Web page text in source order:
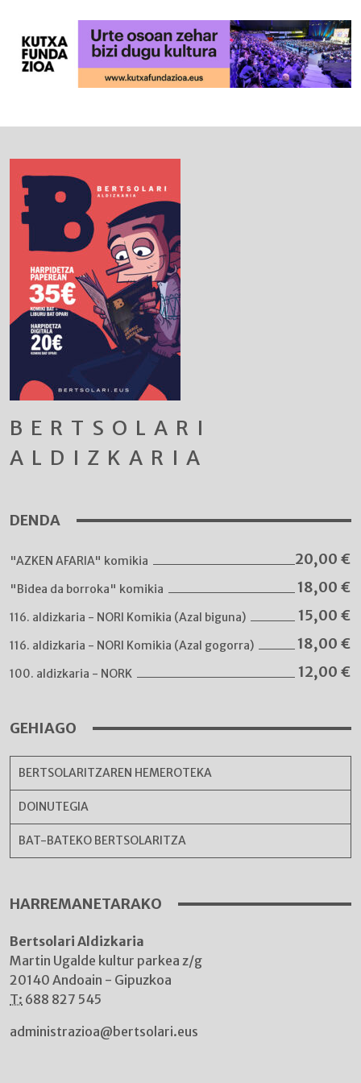
BERTSOLARI
ALDIZKARIA
DENDA
"AZKEN AFARIA" komikia 20,00 €
"Bidea da borroka" komikia 18,00 €
116. aldizkaria - NORI Komikia (Azal biguna) 15,00 €
116. aldizkaria - NORI Komikia (Azal gogorra) 18,00 €
100. aldizkaria - NORK 12,00 €
GEHIAGO
BERTSOLARITZAREN HEMEROTEKA
DOINUTEGIA
BAT-BATEKO BERTSOLARITZA
HARREMANETARAKO
Bertsolari Aldizkaria
Martin Ugalde kultur parkea z/g
20140 Andoain - Gipuzkoa
T: 688 827 545
administrazioa@bertsolari.eus